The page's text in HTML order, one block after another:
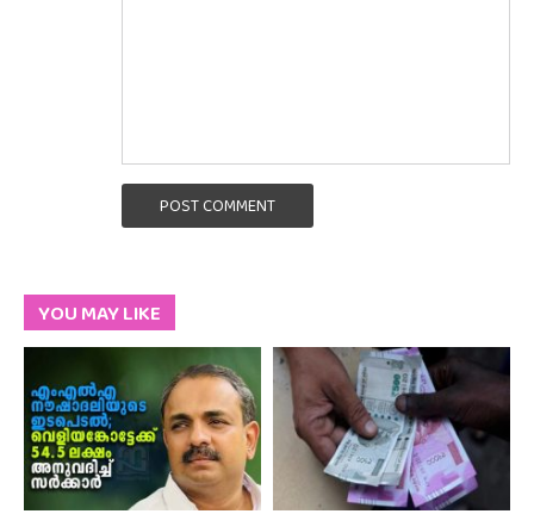
POST COMMENT
YOU MAY LIKE